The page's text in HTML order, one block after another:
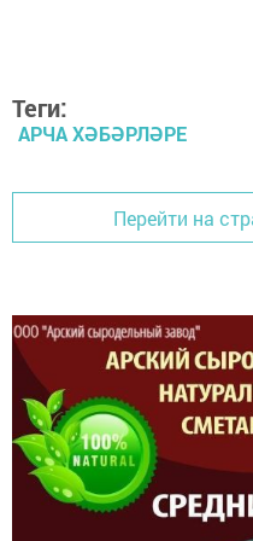
Теги:
АРЧА ХӘБӘРЛӘРЕ
Перейти на